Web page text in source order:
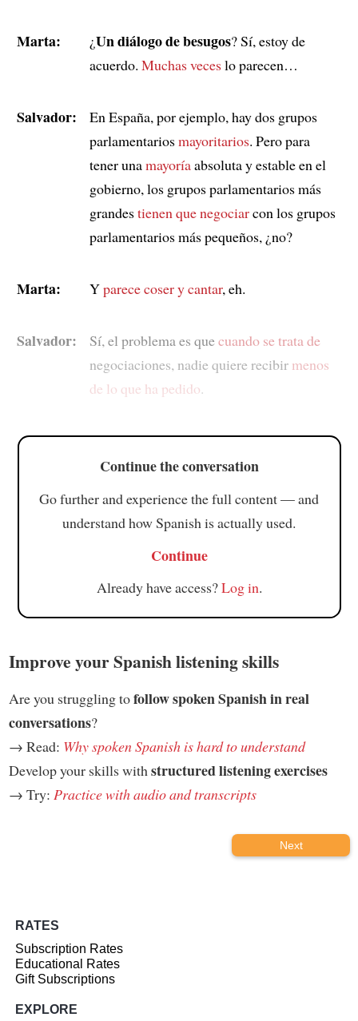
Marta: ¿Un diálogo de besugos? Sí, estoy de
acuerdo. Muchas veceslo parecen…
Salvador:
En España, por ejemplo, hay dos grupos
parlamentariosmayoritarios. Pero para
tener unamayoríaabsoluta y estable en el
gobierno, los grupos parlamentarios más
grandestienen que negociarcon los grupos
parlamentarios más pequeños, ¿no?
Marta: Yparece coser y cantar, eh.
Salvador: Sí, el problema es quecuando se trata de
negociaciones, nadie quiere recibir menos
de lo que ha pedido.
Continue the conversation
Go further and experience the full content — and
understand how Spanish is actually used.
Continue
Already have access?Log in.
Improve your Spanish listening skills
Are you struggling tofollow spoken Spanish in real
conversations?
→ Read: Why spoken Spanish is hard to understand
Develop your skills with structured listening exercises
→ Try: Practice with audio and transcripts
Next
RATES
Subscription Rates
Educational Rates
Gift Subscriptions
EXPLORE